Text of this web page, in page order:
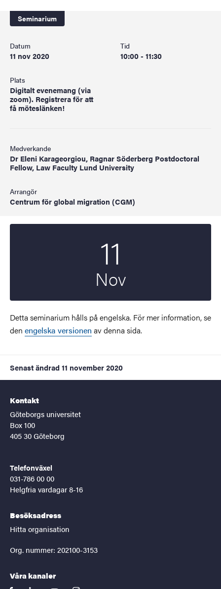
Seminarium
Datum
11 nov 2020
Tid
10:00 - 11:30
Plats
Digitalt evenemang (via
zoom). Registrera för att
få möteslänken!
Medverkande
Dr Eleni Karageorgiou, Ragnar Söderberg Postdoctoral
Fellow, Law Faculty Lund University
Arrangör
Centrum för global migration (CGM)
11
Nov
Detta seminarium hålls på engelska. För mer information, se
den engelska versionen av denna sida.
Senast ändrad 11 november 2020
Kontakt
Göteborgs universitet
Box 100
405 30 Göteborg
Telefonväxel
031-786 00 00
Helgfria vardagar 8-16
Besöksadress
Hitta organisation
Org. nummer: 202100-3153
Våra kanaler